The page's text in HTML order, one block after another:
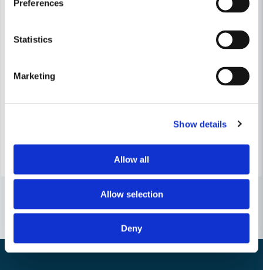
Preferences
Statistics
Marketing
Show details
Allow all
Allow selection
Deny
Stihl Slangmuff Ø50/50mm
Leveranstid ifrån leverantör ca
7-10 arbetsdagar